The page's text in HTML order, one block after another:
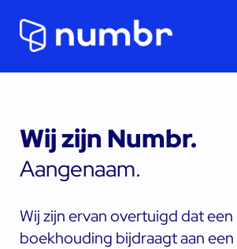
Wij zijn Numbr.
Aangenaam.
Wij zijn ervan overtuigd dat
boekhouding bijdraagt aan